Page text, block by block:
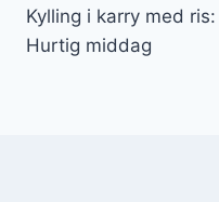
Kylling i karry med ris:
Hurtig middag